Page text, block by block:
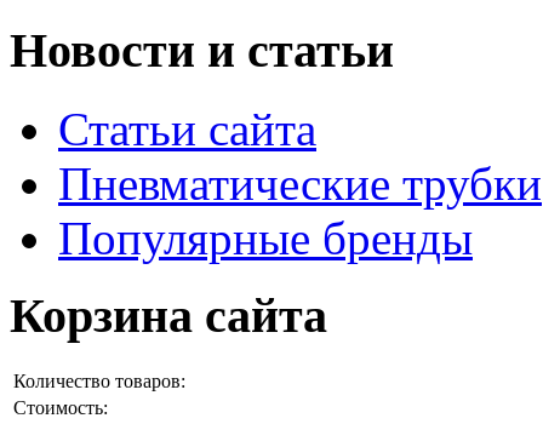
Новости и статьи
Статьи сайта
Пневматические трубки
Популярные бренды
Корзина сайта
Количество товаров:
Стоимость: